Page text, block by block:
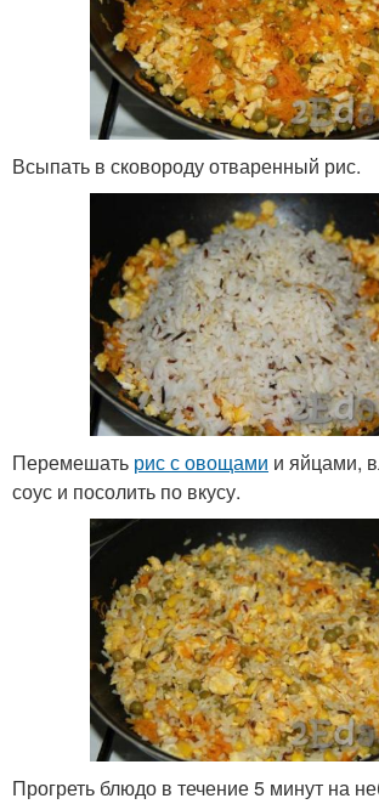
Всыпать в сковороду отваренный рис.
Перемешать рис с овощами и яйцами,
соус и посолить по вкусу.
Прогреть блюдо в течение 5 минут на